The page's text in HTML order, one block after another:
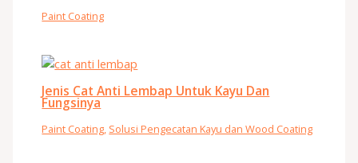
Paint Coating
Jenis Cat Anti Lembap Untuk Kayu Dan
Fungsinya
Paint Coating, Solusi Pengecatan Kayu dan Wood Coating